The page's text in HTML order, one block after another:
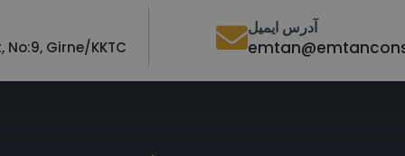
آدرس ایمیل
Girne/KKTC